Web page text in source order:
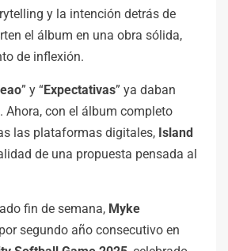
y la intención detrás de
el álbum en una obra sólida,
de inflexión.
” y “Expectativas” ya daban
Ahora, con el álbum completo
las plataformas digitales, Island
de una propuesta pensada al
fin de semana, Myke
segundo año consecutivo en